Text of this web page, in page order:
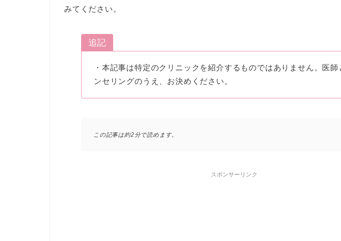
みてください。
追記
・本記事は特定のクリニックを紹介するものではありません。医師
ンセリングのうえ、お決めください。
この記事は約2分で読めます。
スポンサーリンク